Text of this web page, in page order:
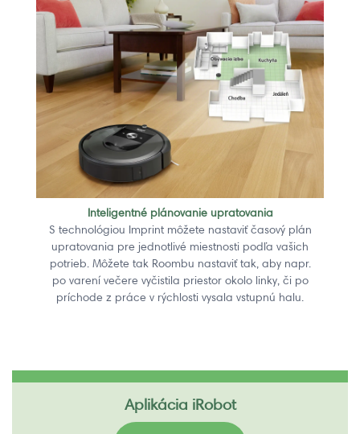
Inteligentné plánovanie upratovania
S technológiou Imprint môžete nastaviť časový plán
upratovania pre jednotlivé miestnosti podľa vašich
potrieb. Môžete tak Roombu nastaviť tak, aby napr.
po varení večere vyčistila priestor okolo linky, či po
príchode z práce v rýchlosti vysala vstupnú halu.
Aplikácia iRobot